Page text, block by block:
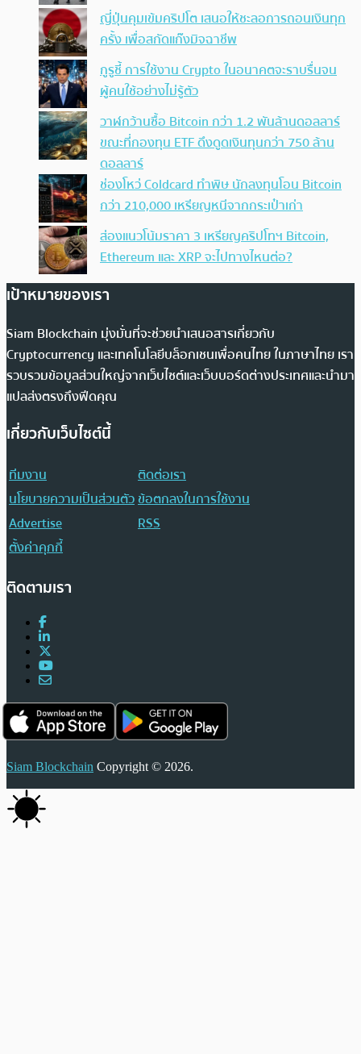
ญี่ปุ่นคุมเข้มคริปโต เสนอให้ชะลอการถอนเงินทุก
ครั้ง เพื่อสกัดแก๊งมิจฉาชีพ
กูรูชี้ การใช้งาน Crypto ในอนาคตจะราบรื่นจน
ผู้คนใช้อย่างไม่รู้ตัว
วาฬกว้านซื้อ Bitcoin กว่า 1.2 พันล้านดอลลาร์
ขณะที่กองทุน ETF ดึงดูดเงินทุนกว่า 750 ล้าน
ดอลลาร์
ช่องโหว่ Coldcard ทำพิษ นักลงทุนโอน Bitcoin
กว่า 210,000 เหรียญหนีจากกระเป๋าเก่า
ส่องแนวโน้มราคา 3 เหรียญคริปโทฯ Bitcoin,
Ethereum และ XRP จะไปทางไหนต่อ?
เป้าหมายของเรา
Siam Blockchain มุ่งมั่นที่จะช่วยนำเสนอสารเกี่ยวกับ
Cryptocurrency และเทคโนโลยีบล็อกเชนเพื่อคนไทย ในภาษาไทย เรา
รวบรวมข้อมูลส่วนใหญ่จากเว็บไซต์และเว็บบอร์ดต่างประเทศและนำมา
แปลส่งตรงถึงฟีดคุณ
เกี่ยวกับเว็บไซต์นี้
ทีมงาน
ติดต่อเรา
นโยบายความเป็นส่วนตัวข้อตกลงในการใช้งาน
Advertise
RSS
ตั้งค่าคุกกี้
ติดตามเรา
Siam Blockchain Copyright © 2026.